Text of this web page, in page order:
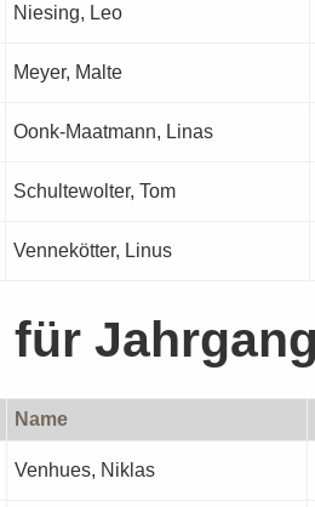
Niesing, Leo
Meyer, Malte
Oonk-Maatmann, Linas
Schultewolter, Tom
Vennekötter, Linus
Name
Venhues, Niklas